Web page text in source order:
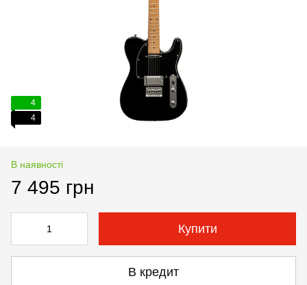
4
4
В наявності
7 495 грн
Купити
В кредит